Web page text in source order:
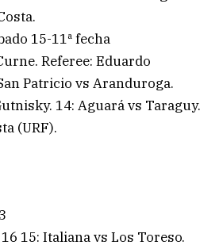
15-11ª fecha
Referee: Eduardo
Patricio vs Aranduroga.
14: Aguará vs Taraguy.
(URF).
15: Italiana vs Los Toreso.